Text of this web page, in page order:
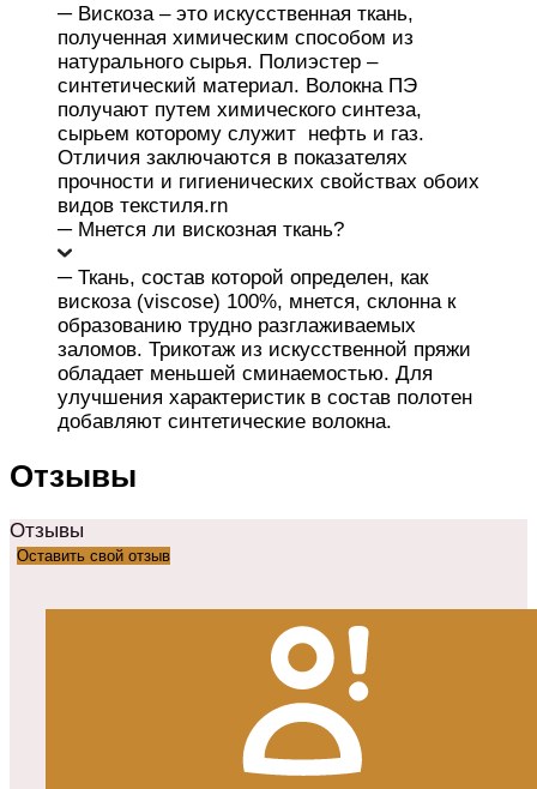
─ Вискоза – это искусственная ткань,
полученная химическим способом из
натурального сырья. Полиэстер –
синтетический материал. Волокна ПЭ
получают путем химического синтеза,
сырьем которому служит нефть и газ.
Отличия заключаются в показателях
прочности и гигиенических свойствах обоих
видов текстиля.rn
─ Мнется ли вискозная ткань?
─ Ткань, состав которой определен, как
вискоза (viscose) 100%, мнется, склонна к
образованию трудно разглаживаемых
заломов. Трикотаж из искусственной пряжи
обладает меньшей сминаемостью. Для
улучшения характеристик в состав полотен
добавляют синтетические волокна.
Отзывы
Отзывы
Оставить свой отзыв